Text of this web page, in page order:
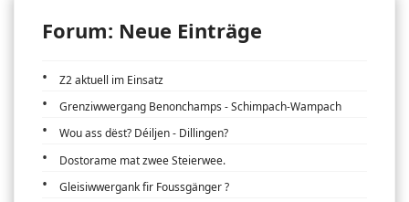
Forum: Neue Einträge
Z2 aktuell im Einsatz
Grenziwwergang Benonchamps - Schimpach-Wampach
Wou ass dëst? Déiljen - Dillingen?
Dostorame mat zwee Steierwee.
Gleisiwwergank fir Foussgänger ?